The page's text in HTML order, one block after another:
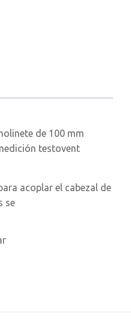
de 100 mm
testovent
acoplar el cabezal de
se